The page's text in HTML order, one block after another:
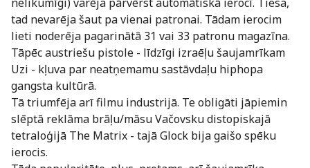
nelikumīgi) varēja pārvērst automātiskā ierocī. Tiesa,
tad nevarēja šaut pa vienai patronai. Tādam ierocim
lieti noderēja pagarinātā 31 vai 33 patronu magazīna.
Tāpēc austriešu pistole - līdzīgi izraēļu šaujamrīkam
Uzi - kļuva par neatņemamu sastāvdaļu hiphopa
gangsta kultūrā.
Tā triumfēja arī filmu industrijā. Te obligāti jāpiemin
slēptā reklāma brāļu/māsu Vačovsku distopiskajā
tetraloģijā The Matrix - tajā Glock bija gaišo spēku
ierocis.